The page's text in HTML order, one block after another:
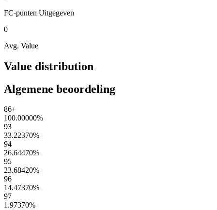
FC-punten Uitgegeven
0
Avg. Value
Value distribution
Algemene beoordeling
86+
100.00000%
93
33.22370%
94
26.64470%
95
23.68420%
96
14.47370%
97
1.97370%